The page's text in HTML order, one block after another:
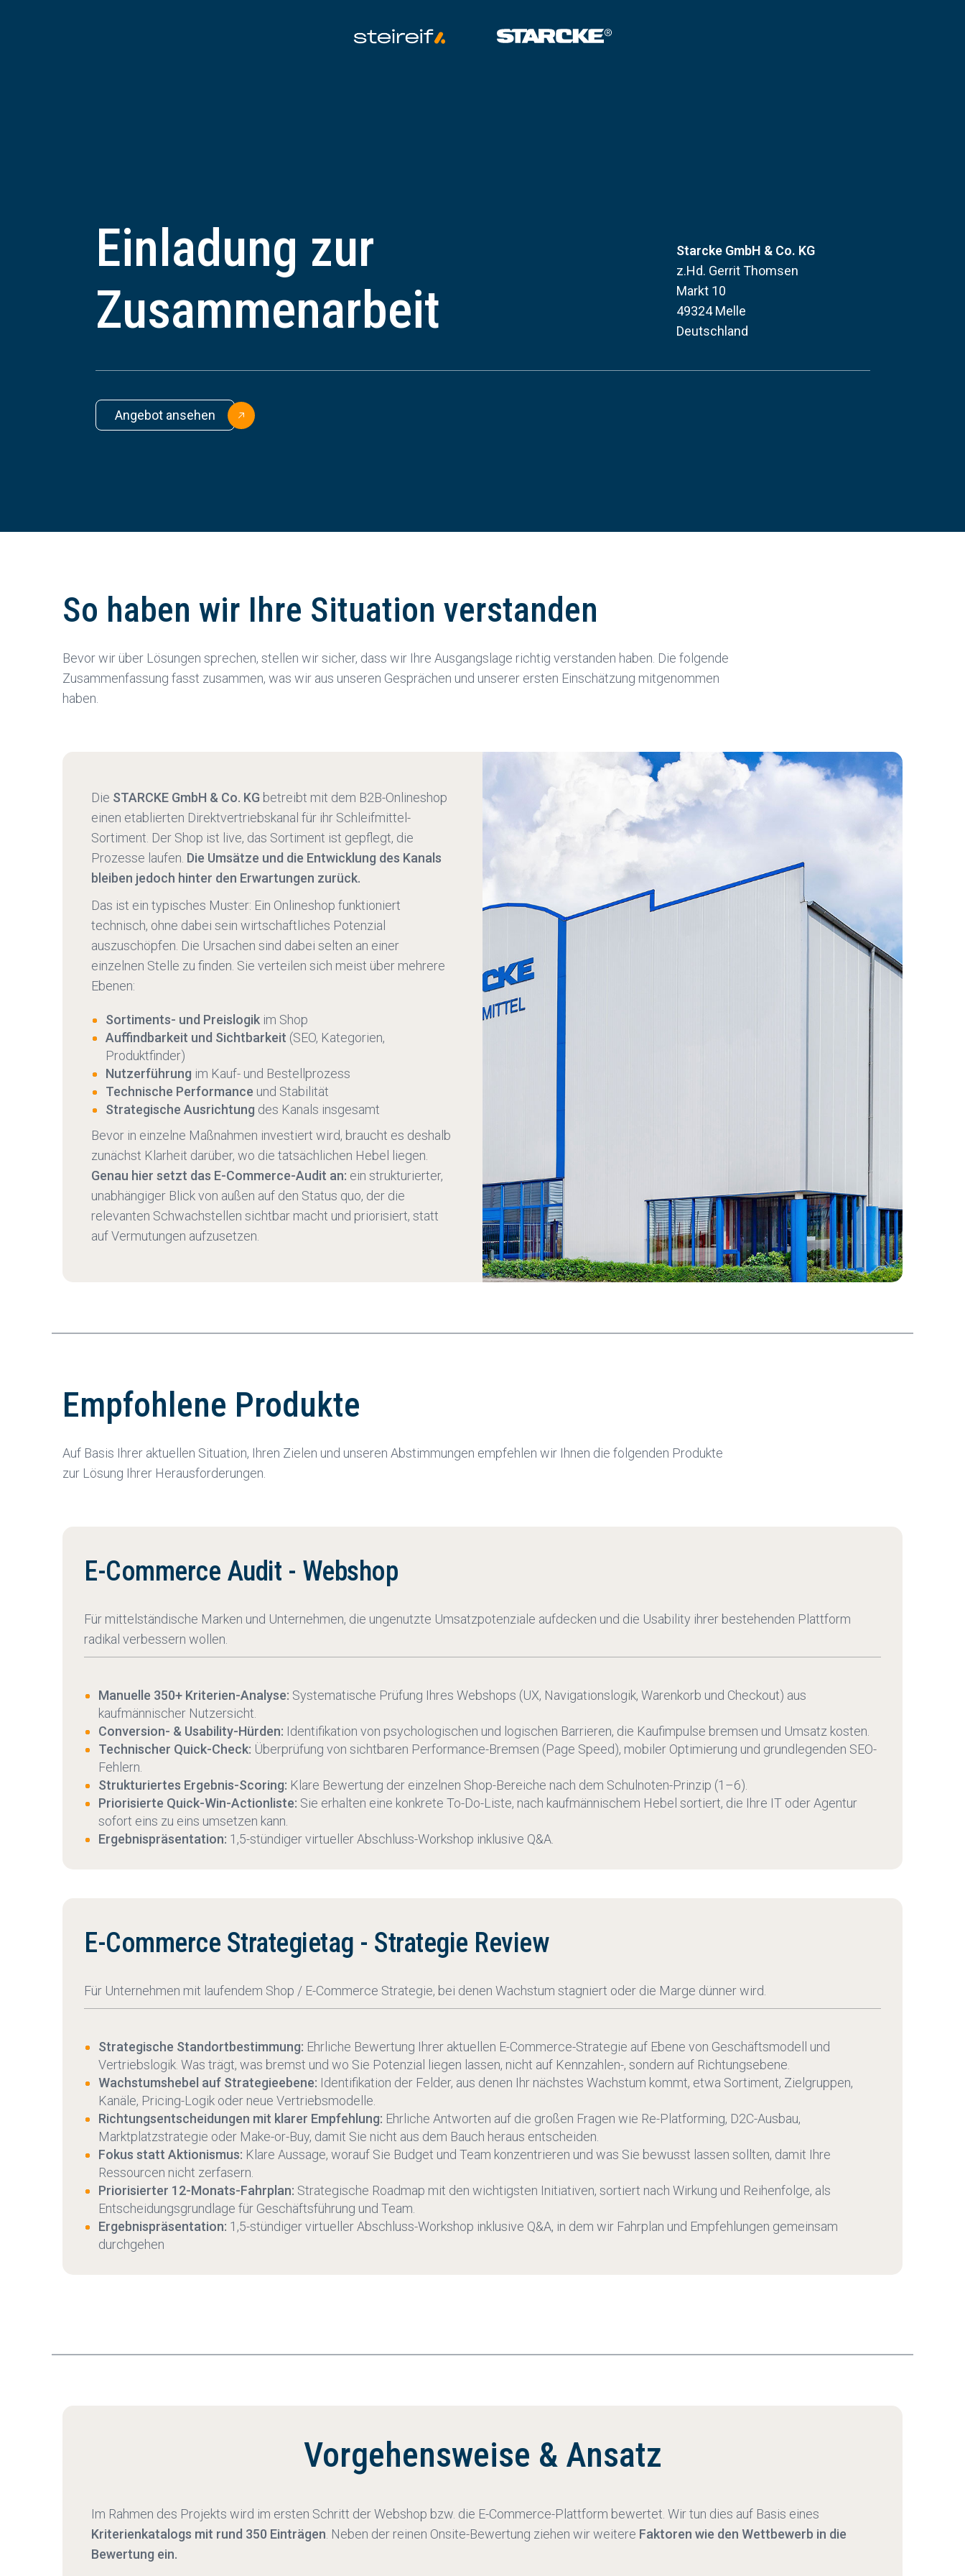
Einladung zur
Zusammenarbeit
Starcke GmbH & Co. KG
z.Hd. Gerrit Thomsen
Markt 10
49324 Melle
Deutschland
Angebot ansehen
So haben wir Ihre Situation verstanden
Bevor wir über Lösungen sprechen, stellen wir sicher, dass wir Ihre Ausgangslage richtig verstanden haben. Die folgende
Zusammenfassung fasst zusammen, was wir aus unseren Gesprächen und unserer ersten Einschätzung mitgenommen
haben.
Die STARCKE GmbH & Co. KG betreibt mit dem B2B-Onlineshop
einen etablierten Direktvertriebskanal für ihr Schleifmittel-
Sortiment. Der Shop ist live, das Sortiment ist gepflegt, die
Prozesse laufen. Die Umsätze und die Entwicklung des Kanals
bleiben jedoch hinter den Erwartungen zurück.
Das ist ein typisches Muster: Ein Onlineshop funktioniert
technisch, ohne dabei sein wirtschaftliches Potenzial
auszuschöpfen. Die Ursachen sind dabei selten an einer
einzelnen Stelle zu finden. Sie verteilen sich meist über mehrere
Ebenen:
Sortiments- und Preislogik im Shop
Auffindbarkeit und Sichtbarkeit (SEO, Kategorien,
Produktfinder)
Nutzerführung im Kauf- und Bestellprozess
Technische Performance und Stabilität
Strategische Ausrichtung des Kanals insgesamt
Bevor in einzelne Maßnahmen investiert wird, braucht es deshalb
zunächst Klarheit darüber, wo die tatsächlichen Hebel liegen.
Genau hier setzt das E-Commerce-Audit an: ein strukturierter,
unabhängiger Blick von außen auf den Status quo, der die
relevanten Schwachstellen sichtbar macht und priorisiert, statt
auf Vermutungen aufzusetzen.
Empfohlene Produkte
Auf Basis Ihrer aktuellen Situation, Ihren Zielen und unseren Abstimmungen empfehlen wir Ihnen die folgenden Produkte
zur Lösung Ihrer Herausforderungen.
E-Commerce Audit - Webshop
Für mittelständische Marken und Unternehmen, die ungenutzte Umsatzpotenziale aufdecken und die Usability ihrer bestehenden Plattform
radikal verbessern wollen.
Manuelle 350+ Kriterien-Analyse: Systematische Prüfung Ihres Webshops (UX, Navigationslogik, Warenkorb und Checkout) aus
kaufmännischer Nutzersicht.
Conversion- & Usability-Hürden: Identifikation von psychologischen und logischen Barrieren, die Kaufimpulse bremsen und Umsatz kosten.
Technischer Quick-Check: Überprüfung von sichtbaren Performance-Bremsen (Page Speed), mobiler Optimierung und grundlegenden SEO-
Fehlern.
Strukturiertes Ergebnis-Scoring: Klare Bewertung der einzelnen Shop-Bereiche nach dem Schulnoten-Prinzip (1–6).
Priorisierte Quick-Win-Actionliste: Sie erhalten eine konkrete To-Do-Liste, nach kaufmännischem Hebel sortiert, die Ihre IT oder Agentur
sofort eins zu eins umsetzen kann.
Ergebnispräsentation: 1,5-stündiger virtueller Abschluss-Workshop inklusive Q&A.
E-Commerce Strategietag - Strategie Review
Für Unternehmen mit laufendem Shop / E-Commerce Strategie, bei denen Wachstum stagniert oder die Marge dünner wird.
Strategische Standortbestimmung: Ehrliche Bewertung Ihrer aktuellen E-Commerce-Strategie auf Ebene von Geschäftsmodell und
Vertriebslogik. Was trägt, was bremst und wo Sie Potenzial liegen lassen, nicht auf Kennzahlen-, sondern auf Richtungsebene.
Wachstumshebel auf Strategieebene: Identifikation der Felder, aus denen Ihr nächstes Wachstum kommt, etwa Sortiment, Zielgruppen,
Kanäle, Pricing-Logik oder neue Vertriebsmodelle.
Richtungsentscheidungen mit klarer Empfehlung: Ehrliche Antworten auf die großen Fragen wie Re-Platforming, D2C-Ausbau,
Marktplatzstrategie oder Make-or-Buy, damit Sie nicht aus dem Bauch heraus entscheiden.
Fokus statt Aktionismus: Klare Aussage, worauf Sie Budget und Team konzentrieren und was Sie bewusst lassen sollten, damit Ihre
Ressourcen nicht zerfasern.
Priorisierter 12-Monats-Fahrplan: Strategische Roadmap mit den wichtigsten Initiativen, sortiert nach Wirkung und Reihenfolge, als
Entscheidungsgrundlage für Geschäftsführung und Team.
Ergebnispräsentation: 1,5-stündiger virtueller Abschluss-Workshop inklusive Q&A, in dem wir Fahrplan und Empfehlungen gemeinsam
durchgehen
Vorgehensweise & Ansatz
Im Rahmen des Projekts wird im ersten Schritt der Webshop bzw. die E-Commerce-Plattform bewertet. Wir tun dies auf Basis eines
Kriterienkatalogs mit rund 350 Einträgen . Neben der reinen Onsite-Bewertung ziehen wir weitere Faktoren wie den Wettbewerb in die
Bewertung ein.